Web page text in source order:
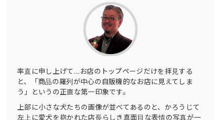
率直に申し上げて…お店のトップページだけを拝見する
と、「商品の羅列が中心の自販機的なお店に見えてしま
う」というの正直な第一印象です。
上部に小さな犬たちの画像が並べてあるのと、かろうじて
左上に愛犬を抱かれた店長らしき真面目な表情の写真が一